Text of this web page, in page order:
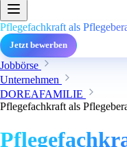
Pflegefachkraft als
Jetzt bewerben
Jobbörse
Unternehmen
DOREAFAMILIE
Pflegefachkraft als